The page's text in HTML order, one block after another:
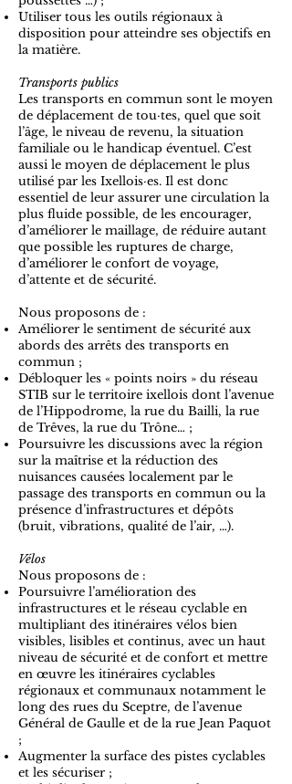
Utiliser tous les outils régionaux à
disposition pour atteindre ses objectifs en
la matière.
Transports publics
Les transports en commun sont le moyen
de déplacement de tou·tes, quel que soit
l’âge, le niveau de revenu, la situation
familiale ou le handicap éventuel. C’est
aussi le moyen de déplacement le plus
utilisé par les Ixellois·es. Il est donc
essentiel de leur assurer une circulation la
plus fluide possible, de les encourager,
d’améliorer le maillage, de réduire autant
que possible les ruptures de charge,
d’améliorer le confort de voyage,
d’attente et de sécurité.
Nous proposons de :
Améliorer le sentiment de sécurité aux
abords des arrêts des transports en
commun ;
Débloquer les « points noirs » du réseau
STIB sur le territoire ixellois dont l’avenue
de l’Hippodrome, la rue du Bailli, la rue
de Trêves, la rue du Trône… ;
Poursuivre les discussions avec la région
sur la maîtrise et la réduction des
nuisances causées localement par le
passage des transports en commun ou la
présence d’infrastructures et dépôts
(bruit, vibrations, qualité de l’air, …).
Vélos
Nous proposons de :
Poursuivre l’amélioration des
infrastructures et le réseau cyclable en
multipliant des itinéraires vélos bien
visibles, lisibles et continus, avec un haut
niveau de sécurité et de confort et mettre
en œuvre les itinéraires cyclables
régionaux et communaux notamment le
long des rues du Sceptre, de l’avenue
Général de Gaulle et de la rue Jean Paquot
;
Augmenter la surface des pistes cyclables
et les sécuriser ;